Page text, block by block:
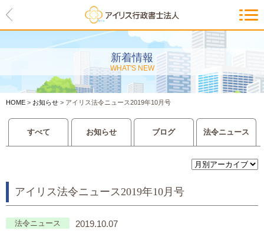
新着情報
WHAT'S NEW
HOME > お知らせ > アイリス法令ニュース2019年10月号
すべて お知らせ ブログ 法令ニュース
アイリス法令ニュース2019年10月号
法令ニュース 2019.10.07
HOME
アイリスの紹介
代表ご挨拶・経営理念・アイリス
のお約束
会社概要・アクセスマップ
サービス一覧
入管等外国人各種手続き
建設業許可申請